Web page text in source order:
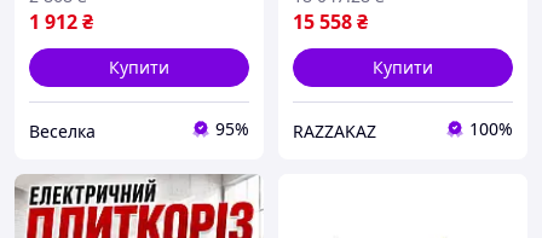
та хобі FLAME
1 912₴
Купити
Веселка 95%
15 558₴
Купити
RAZZAKAZ 100%